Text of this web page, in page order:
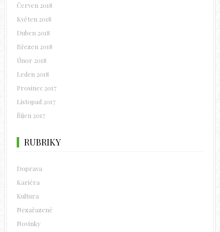
Červen 2018
Květen 2018
Duben 2018
Březen 2018
Únor 2018
Leden 2018
Prosinec 2017
Listopad 2017
Říjen 2017
RUBRIKY
Doprava
Kariéra
Kultura
Nezařazené
Novinky